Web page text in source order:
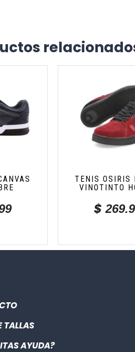
TENIS OSIRIS
VINOTINTO
$
TALLAS
AYUDA?